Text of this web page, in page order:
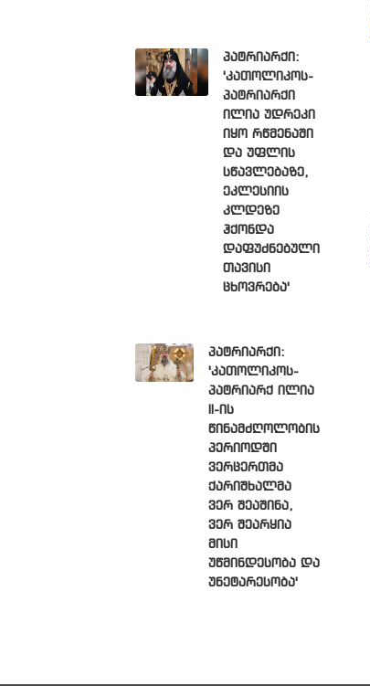
პატრიარქი:
'კათოლიკოს-
პატრიარქი
ილია უდრეკი
იყო რწმენაში
და უფლის
სწავლებაზე,
ეკლესიის
კლდეზე
ჰქონდა
დაფუძნებული
თავისი
ცხოვრება'
პატრიარქი:
'კათოლიკოს-
პატრიარქ ილია
II-ის
წინამძღოლობის
პერიოდში
ვერცერთმა
ქარიშხალმა
ვერ შეაშინა,
ვერ შეარყია
მისი
უწმინდესობა და
უნეტარესობა'